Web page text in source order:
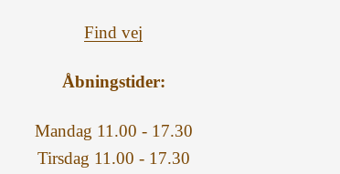
Find vej
Åbningstider:
Mandag 11.00 - 17.30
Tirsdag 11.00 - 17.30